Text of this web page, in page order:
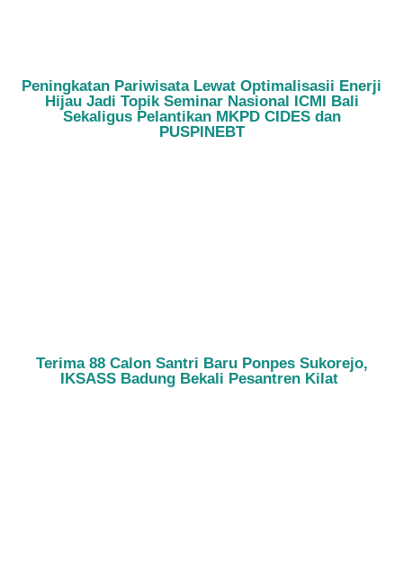
Peningkatan Pariwisata Lewat Optimalisasii Enerji
Hijau Jadi Topik Seminar Nasional ICMI Bali
Sekaligus Pelantikan MKPD CIDES dan
PUSPINEBT
Terima 88 Calon Santri Baru Ponpes Sukorejo,
IKSASS Badung Bekali Pesantren Kilat